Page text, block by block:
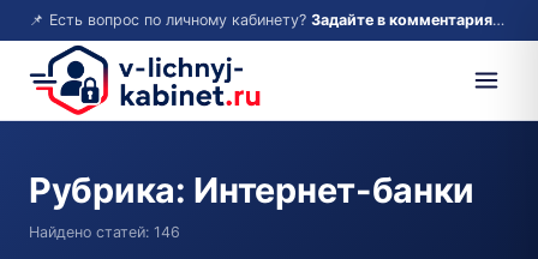
📌 Есть вопрос по личному кабинету? Задайте в комментариях — ответим!
Рубрика: Интернет-банки
Найдено статей: 146